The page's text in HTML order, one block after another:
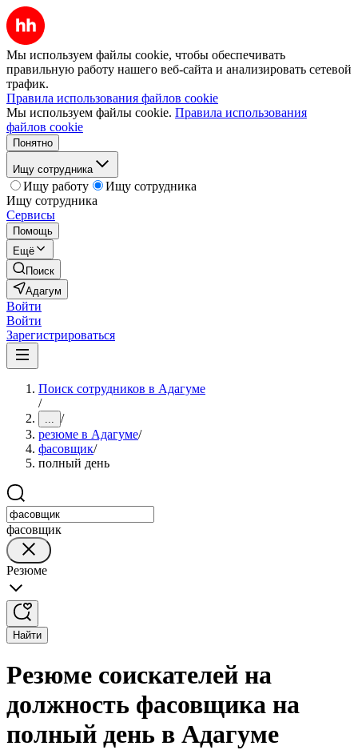
Мы используем файлы cookie, чтобы обеспечивать
правильную работу нашего веб-сайта и анализировать сетевой
трафик.
Правила использования файлов cookie
Мы используем файлы cookie. Правила использования
файлов cookie
Понятно
Ищу сотрудника
Ищу работу
Ищу сотрудника
Ищу сотрудника
Сервисы
Помощь
Ещё
Поиск
Адагум
Войти
Войти
Зарегистрироваться
Поиск сотрудников в Адагуме
/
... /
резюме в Адагуме/
фасовщик/
полный день
фасовщик
Резюме
Найти
Резюме соискателей на
должность фасовщика на
полный день в Адагуме